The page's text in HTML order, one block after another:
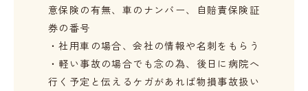
意保険の有無、車のナンバー、自賠責保険証
券の番号
・社用車の場合、会社の情報や名刺をもらう
・軽い事故の場合でも念の為、後日に病院へ
行く予定と伝える ケガがあれば物損事故扱い